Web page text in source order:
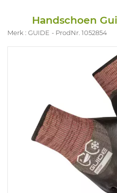
Handschoen
Merk : GUIDE ProdNr. 1052854